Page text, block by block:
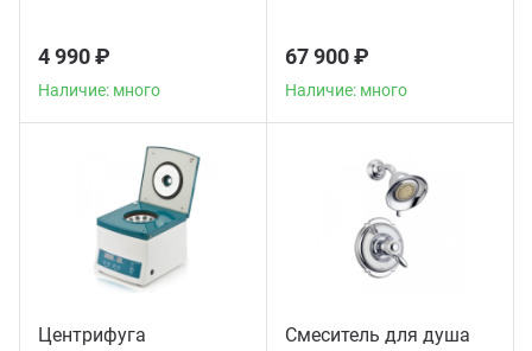
4 990 ₽
Наличие: много
67 900 ₽
Наличие: много
Центрифуга
Смеситель для душа